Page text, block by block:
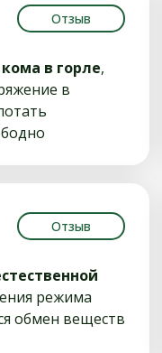
в горле,
в
режима
обмен веществ
Отзыв
Отзыв